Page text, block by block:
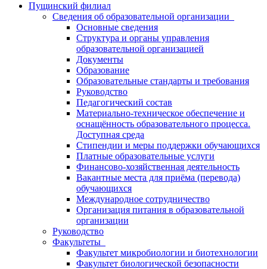
Пущинский филиал
Сведения об образовательной организации
Основные сведения
Структура и органы управления
образовательной организацией
Документы
Образование
Образовательные стандарты и требования
Руководство
Педагогический состав
Материально-техническое обеспечение и
оснащённость образовательного процесса.
Доступная среда
Стипендии и меры поддержки обучающихся
Платные образовательные услуги
Финансово-хозяйственная деятельность
Вакантные места для приёма (перевода)
обучающихся
Международное сотрудничество
Организация питания в образовательной
организации
Руководство
Факультеты
Факультет микробиологии и биотехнологии
Факультет биологической безопасности